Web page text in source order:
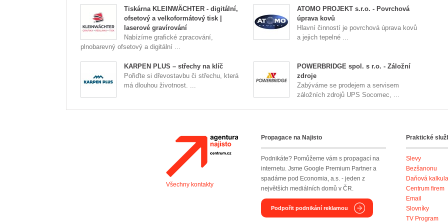
Tiskárna KLEINWÄCHTER - digitální,
ofsetový a velkoformátový tisk |
laserové gravírování
Nabízíme grafické zpracování,
plnobarevný ofsetový a digitální ...
ATOMO PROJEKT s.r.o. - Povrchová
úprava kovů
Hlavní činností je povrchová úprava kovů
a jejich tepelné ...
KARPEN PLUS – střechy na klíč
Pořiďte si dřevostavbu či střechu, která
má dlouhou životnost. ...
POWERBRIDGE spol. s r.o. - Záložní
zdroje
Zabýváme se prodejem a servisem
záložních zdrojů UPS Socomec, ...
Agentura Najisto
Všechny kontakty
Propagace na Najisto
Podnikáte? Pomůžeme vám s propagací na
internetu. Jsme Google Premium Partner a
spadáme pod Economia, a.s. - jeden z
největších mediálních domů v ČR.
Podpořit podnikání reklamou
Praktické
Slevy
Bezšanonu
Daňová
Centrum firem
Email
Slovníky
TV Program